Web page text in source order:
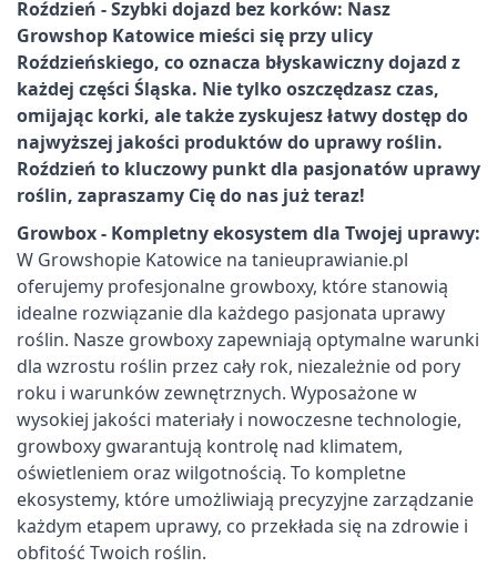
Roździeń - Szybki dojazd bez korków: Nasz
Growshop Katowice mieści się przy ulicy
Roździeńskiego, co oznacza błyskawiczny dojazd z
każdej części Śląska. Nie tylko oszczędzasz czas,
omijając korki, ale także zyskujesz łatwy dostęp do
najwyższej jakości produktów do uprawy roślin.
Roździeń to kluczowy punkt dla pasjonatów uprawy
roślin, zapraszamy Cię do nas już teraz!
Growbox - Kompletny ekosystem dla Twojej uprawy:
W Growshopie Katowice na tanieuprawianie.pl
oferujemy profesjonalne growboxy, które stanowią
idealne rozwiązanie dla każdego pasjonata uprawy
roślin. Nasze growboxy zapewniają optymalne warunki
dla wzrostu roślin przez cały rok, niezależnie od pory
roku i warunków zewnętrznych. Wyposażone w
wysokiej jakości materiały i nowoczesne technologie,
growboxy gwarantują kontrolę nad klimatem,
oświetleniem oraz wilgotnością. To kompletne
ekosystemy, które umożliwiają precyzyjne zarządzanie
każdym etapem uprawy, co przekłada się na zdrowie i
obfitość Twoich roślin.